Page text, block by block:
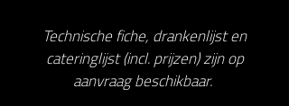
Technische fiche, drankenlijst en
cateringlijst (incl. prijzen) zijn op
aanvraag beschikbaar.